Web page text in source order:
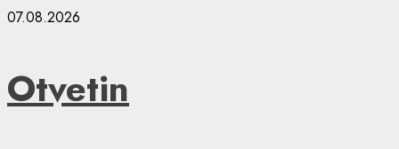
Skip
07.08.2026
Otvetin